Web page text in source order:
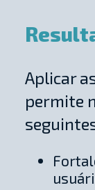
Aplicar
permite